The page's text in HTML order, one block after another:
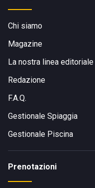
Chi siamo
Magazine
La nostra linea editoriale
Redazione
F.A.Q.
Gestionale Spiaggia
Gestionale Piscina
Prenotazioni